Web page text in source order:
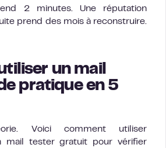
2 minutes. Une réputation
prend des mois à reconstruire.
un mail
pratique en 5
Voici comment utiliser
mail tester gratuit pour vérifier